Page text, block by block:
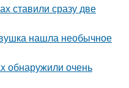
ставили сразу две
нашла необычное
обнаружили очень